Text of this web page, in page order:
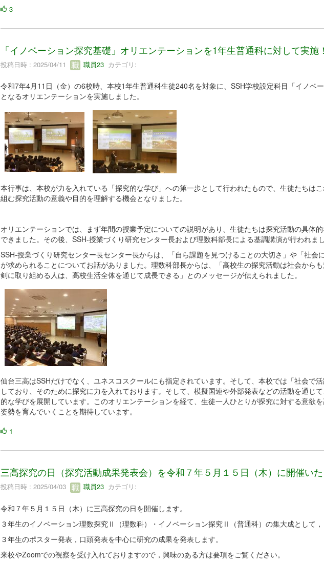
3
「イノベーション探究基礎」オリエンテーションを1年生普通科に対して実施！
投稿日時 : 2025/04/11 職員23カテゴリ:
令和7年4月11日（金）の6校時、本校1年生普通科生徒240名を対象に、SSH学校設定科目「イノベ
となるオリエンテーションを実施しました。
本行事は、本校が力を入れている「探究的な学び」への第一歩として行われたもので、生徒たちは
組む探究活動の意義や目的を理解する機会となりました。
オリエンテーションでは、まず年間の授業予定についての説明があり、生徒たちは探究活動の具体
できました。その後、SSH-授業づくり研究センター長および理数科部長による基調講演が行われまし
SSH-授業づくり研究センター長センター長からは、「自ら課題を見つけることの大切さ」や「社会
が求められることについてお話がありました。理数科部長からは、「高校生の探究活動は社会から
剣に取り組める人は、高校生活全体を通じて成長できる」とのメッセージが伝えられました。
仙台三高はSSHだけでなく、ユネスコスクールにも指定されています。そして、本校では「社会で
しており、そのために探究に力を入れております。そして、模擬国連や外部発表などの活動を通じ
的な学びを展開しています。このオリエンテーションを経て、生徒一人ひとりが探究に対する意欲
姿勢を育んでいくことを期待しています。
1
三高探究の日（探究活動成果発表会）を令和７年５月１５日（木）に開催いた
投稿日時 : 2025/04/03 職員23カテゴリ:
令和７年５月１５日（木）に三高探究の日を開催します。
３年生のイノベーション理数探究Ⅱ（理数科）・イノベーション探究Ⅱ（普通科）の集大成として，
３年生のポスター発表，口頭発表を中心に研究の成果を発表します。
来校やZoomでの視察を受け入れておりますので，興味のある方は要項をご覧ください。